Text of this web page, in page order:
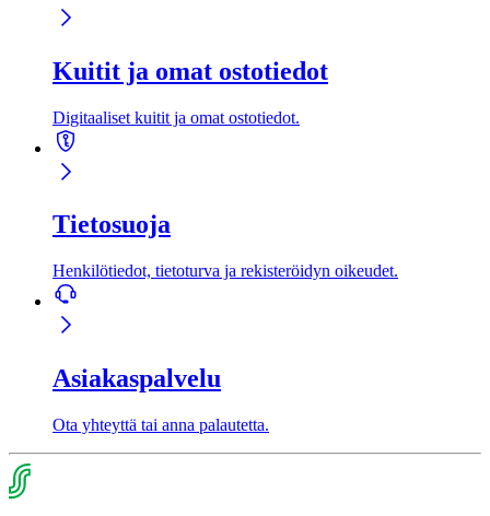
Kuitit ja omat ostotiedot
Digitaaliset kuitit ja omat ostotiedot.
Tietosuoja
Henkilötiedot, tietoturva ja rekisteröidyn oikeudet.
Asiakaspalvelu
Ota yhteyttä tai anna palautetta.